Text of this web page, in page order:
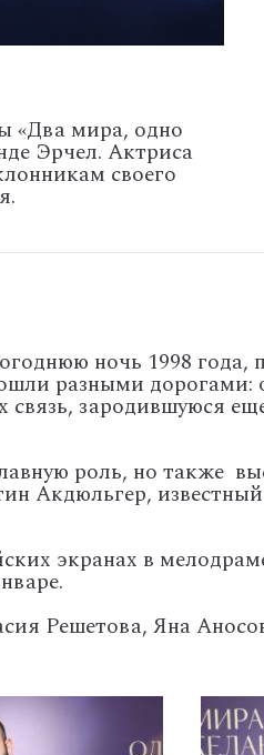
«Два мира, одно
Эрчел. Актриса
своего
ночь 1998 года,
разными дорогами:
зародившуюся
роль, но также
Акдюльгер,
экранах в
Решетова, Яна